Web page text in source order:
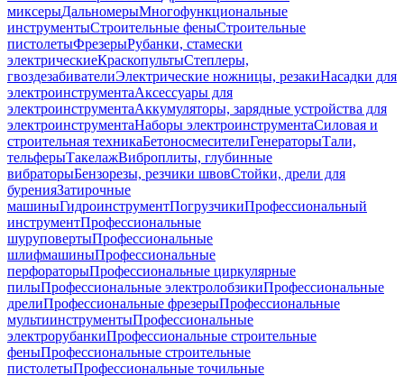
миксерыДальномерыМногофункциональные
инструментыСтроительные феныСтроительные
пистолетыФрезерыРубанки, стамески
электрическиеКраскопультыСтеплеры,
гвоздезабивателиЭлектрические ножницы, резакиНасадки для
электроинструментаАксессуары для
электроинструментаАккумуляторы, зарядные устройства для
электроинструментаНаборы электроинструментаСиловая и
строительная техникаБетоносмесителиГенераторыТали,
тельферыТакелажВиброплиты, глубинные
вибраторыБензорезы, резчики швовСтойки, дрели для
буренияЗатирочные
машиныГидроинструментПогрузчикиПрофессиональный
инструментПрофессиональные
шуруповертыПрофессиональные
шлифмашиныПрофессиональные
перфораторыПрофессиональные циркулярные
пилыПрофессиональные электролобзикиПрофессиональные
дрелиПрофессиональные фрезерыПрофессиональные
мультиинструментыПрофессиональные
электрорубанкиПрофессиональные строительные
феныПрофессиональные строительные
пистолетыПрофессиональные точильные